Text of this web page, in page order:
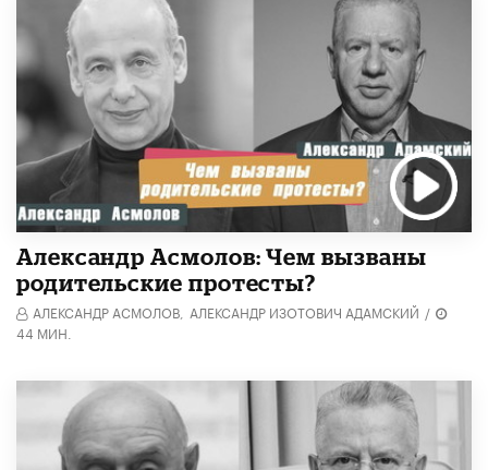
Александр Асмолов: Чем вызваны
родительские протесты?
АЛЕКСАНДР АСМОЛОВ, АЛЕКСАНДР ИЗОТОВИЧ АДАМСКИЙ /
44 МИН.